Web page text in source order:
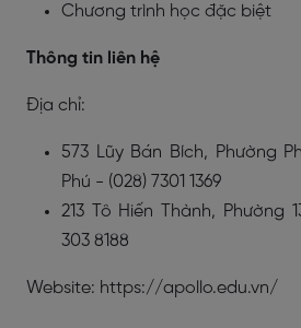
Chương trình học đặc biệt
Thông tin liên hệ
Địa chỉ:
573 Lũy Bán Bích, Phường
Phú - (028) 7301 1369
213 Tô Hiến Thành, Phường
303 8188
Website: https://apollo.edu.vn/